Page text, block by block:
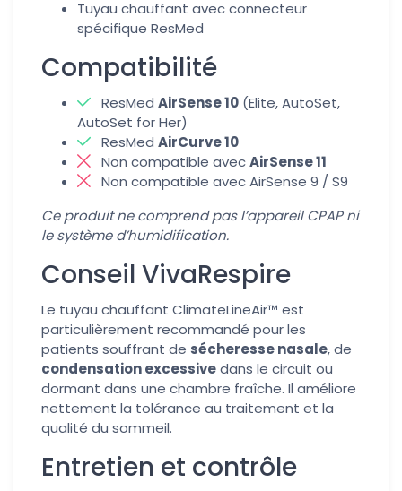
Tuyau chauffant avec connecteur
spécifique ResMed
Compatibilité
ResMed AirSense 10 (Elite, AutoSet,
AutoSet for Her)
ResMed AirCurve 10
Non compatible avecAirSense 11
Non compatible avec AirSense 9 / S9
Ce produit ne comprend pas l’appareil CPAP ni
le système d’humidification.
Conseil VivaRespire
Le tuyau chauffant ClimateLineAir™ est
particulièrement recommandé pour les
patients souffrant de sécheresse nasale, de
condensation excessivedans le circuit ou
dormant dans une chambre fraîche. Il améliore
nettement la tolérance au traitement et la
qualité du sommeil.
Entretien et contrôle